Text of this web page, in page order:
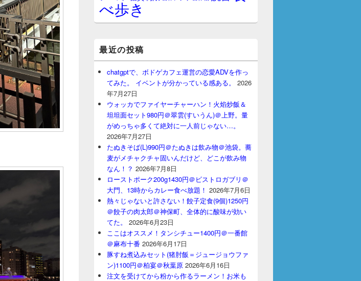
べ歩き
最近の投稿
chatgptで、ボドゲカフェ運営の恋愛ADVを作っ
てみた。 イベントが分かっている感ある。
2026
年7月27日
ウォッカでファイヤーチャーハン！火焰炒飯＆
坦坦面セット980円＠翠雲(すいうん)＠上野。量
がめっちゃ多くて絶対に一人前じゃない…。
2026年7月27日
たぬきそば(L)990円＠たぬきは飲み物＠池袋。蕎
麦がメチャクチャ固いんだけど、どこが飲み物
なん！？ 2026年7月8日
ローストポーク200g1430円＠ビストロガブリ＠
大門、13時からカレー食べ放題！ 2026年7月6日
熱々じゃないと許さない！餃子定食(9個)1250円
＠餃子の肉太郎＠神保町、全体的に酸味が効い
てた。
2026年6月23日
ここはオススメ！タンシチュー1400円＠一番館
＠麻布十番 2026年6月17日
豚すね煮込みセット(猪肘飯＝ジュージョウファ
ン)1100円＠柏宴＠秋葉原 2026年6月16日
注文を受けてから粉から作るラーメン！お米も